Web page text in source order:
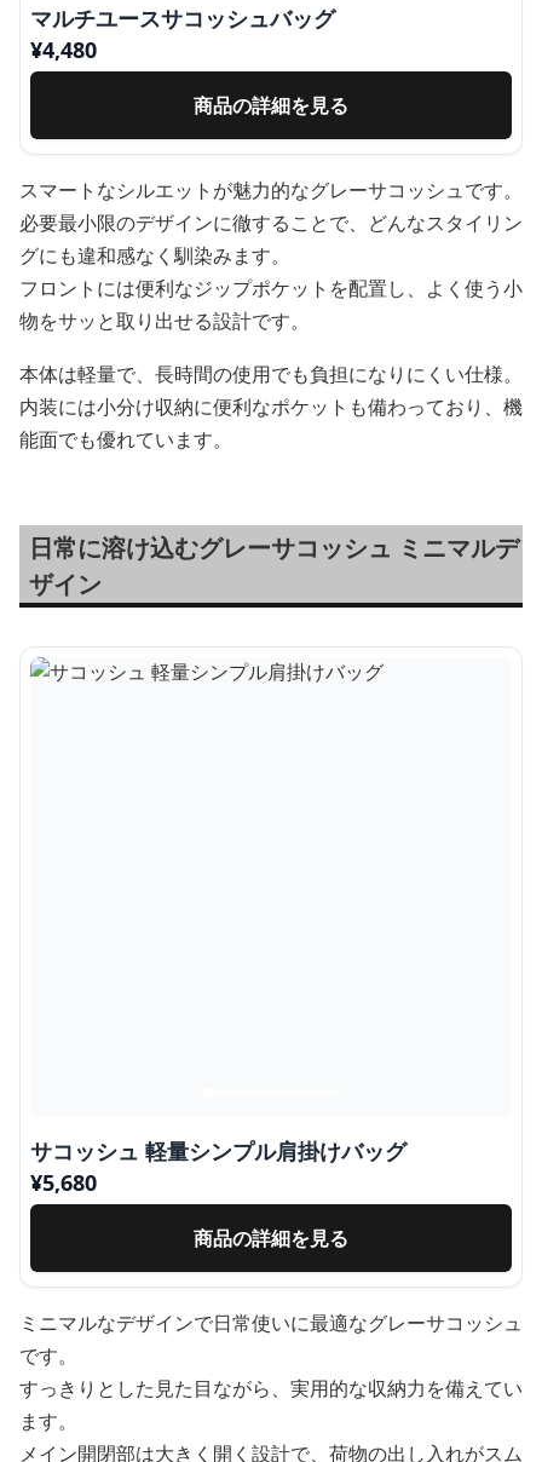
マルチユースサコッシュバッグ
¥4,480
商品の詳細を見る
スマートなシルエットが魅力的なグレーサコッシュです。
必要最小限のデザインに徹することで、どんなスタイリン
グにも違和感なく馴染みます。
フロントには便利なジップポケットを配置し、よく使う小
物をサッと取り出せる設計です。
本体は軽量で、長時間の使用でも負担になりにくい仕様。
内装には小分け収納に便利なポケットも備わっており、機
能面でも優れています。
日常に溶け込むグレーサコッシュ ミニマルデ
ザイン
サコッシュ 軽量シンプル肩掛けバッグ
¥5,680
商品の詳細を見る
ミニマルなデザインで日常使いに最適なグレーサコッシュ
です。
すっきりとした見た目ながら、実用的な収納力を備えてい
ます。
メイン開閉部は大きく開く設計で、荷物の出し入れがスム